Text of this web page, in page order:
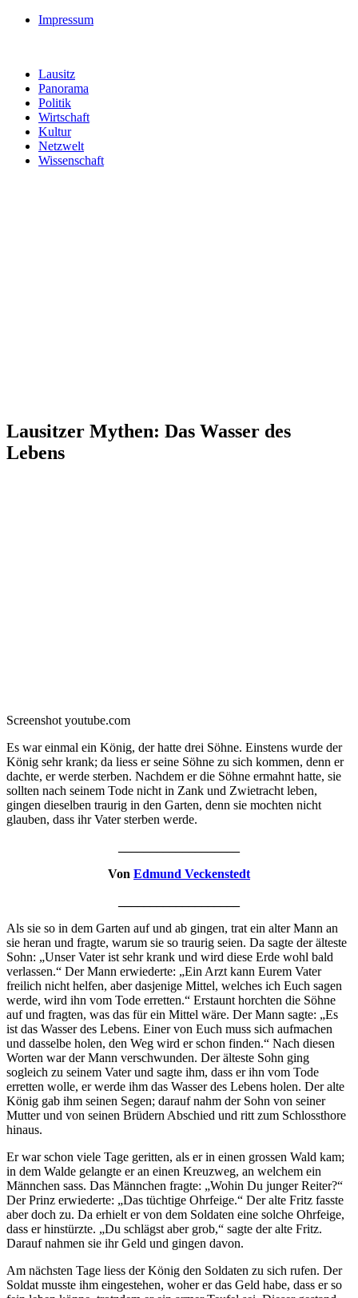
Impressum
Lausitz
Panorama
Politik
Wirtschaft
Kultur
Netzwelt
Wissenschaft
Lausitzer Mythen: Das Wasser des
Lebens
Screenshot youtube.com
Es war einmal ein König, der hatte drei Söhne. Einstens wurde der
König sehr krank; da liess er seine Söhne zu sich kommen, denn er
dachte, er werde sterben. Nachdem er die Söhne ermahnt hatte, sie
sollten nach seinem Tode nicht in Zank und Zwietracht leben,
gingen dieselben traurig in den Garten, denn sie mochten nicht
glauben, dass ihr Vater sterben werde.
Von Edmund Veckenstedt
Als sie so in dem Garten auf und ab gingen, trat ein alter Mann an
sie heran und fragte, warum sie so traurig seien. Da sagte der älteste
Sohn: „Unser Vater ist sehr krank und wird diese Erde wohl bald
verlassen.“ Der Mann erwiederte: „Ein Arzt kann Eurem Vater
freilich nicht helfen, aber dasjenige Mittel, welches ich Euch sagen
werde, wird ihn vom Tode erretten.“ Erstaunt horchten die Söhne
auf und fragten, was das für ein Mittel wäre. Der Mann sagte: „Es
ist das Wasser des Lebens. Einer von Euch muss sich aufmachen
und dasselbe holen, den Weg wird er schon finden.“ Nach diesen
Worten war der Mann verschwunden. Der älteste Sohn ging
sogleich zu seinem Vater und sagte ihm, dass er ihn vom Tode
erretten wolle, er werde ihm das Wasser des Lebens holen. Der alte
König gab ihm seinen Segen; darauf nahm der Sohn von seiner
Mutter und von seinen Brüdern Abschied und ritt zum Schlossthore
hinaus.
Er war schon viele Tage geritten, als er in einen grossen Wald kam;
in dem Walde gelangte er an einen Kreuzweg, an welchem ein
Männchen sass. Das Männchen fragte: „Wohin Du junger Reiter?“
Der Prinz erwiederte: „Das tüchtige Ohrfeige.“ Der alte Fritz fasste
aber doch zu. Da erhielt er von dem Soldaten eine solche Ohrfeige,
dass er hinstürzte. „Du schlägst aber grob,“ sagte der alte Fritz.
Darauf nahmen sie ihr Geld und gingen davon.
Am nächsten Tage liess der König den Soldaten zu sich rufen. Der
Soldat musste ihm eingestehen, woher er das Geld habe, dass er so